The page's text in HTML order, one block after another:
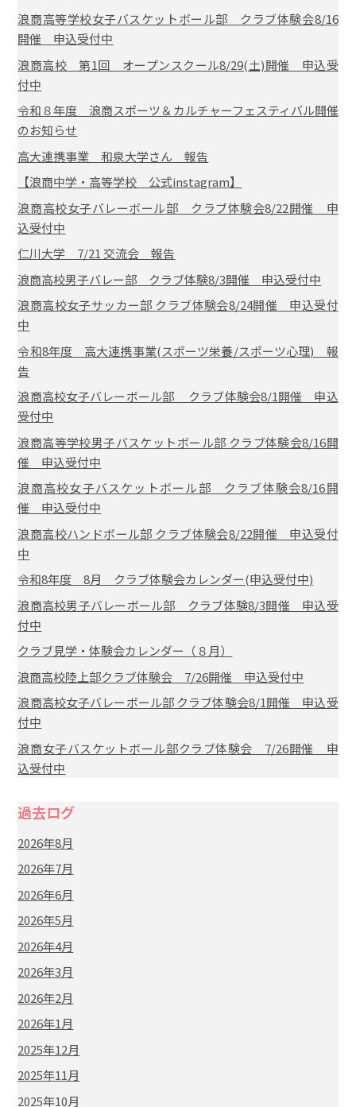
浪商高等学校女子バスケットボール部 クラブ体験会8/16
開催 申込受付中
浪商高校 第1回 オープンスクール8/29(土)開催 申込受
付中
令和８年度 浪商スポーツ＆カルチャーフェスティバル開催
のお知らせ
高大連携事業 和泉大学さん 報告
【浪商中学・高等学校 公式instagram】
浪商高校女子バレーボール部 クラブ体験会8/22開催 申
込受付中
仁川大学 7/21 交流会 報告
浪商高校男子バレー部 クラブ体験8/3開催 申込受付中
浪商高校女子サッカー部 クラブ体験会8/24開催 申込受付
中
令和8年度 高大連携事業(スポーツ栄養/スポーツ心理) 報
告
浪商高校女子バレーボール部 クラブ体験会8/1開催 申込
受付中
浪商高等学校男子バスケットボール部 クラブ体験会8/16開
催 申込受付中
浪商高校女子バスケットボール部 クラブ体験会8/16開
催 申込受付中
浪商高校ハンドボール部 クラブ体験会8/22開催 申込受付
中
令和8年度 8月 クラブ体験会カレンダー(申込受付中)
浪商高校男子バレーボール部 クラブ体験8/3開催 申込受
付中
クラブ見学・体験会カレンダー（８月）
浪商高校陸上部クラブ体験会 7/26開催 申込受付中
浪商高校女子バレーボール部 クラブ体験会8/1開催 申込受
付中
浪商女子バスケットボール部クラブ体験会 7/26開催 申
込受付中
過去ログ
2026年8月
2026年7月
2026年6月
2026年5月
2026年4月
2026年3月
2026年2月
2026年1月
2025年12月
2025年11月
2025年10月